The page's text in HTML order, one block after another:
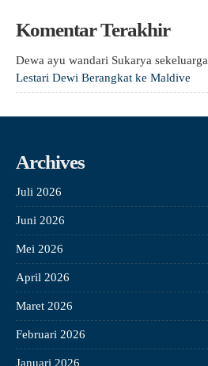
Komentar Terakhir
Dewa ayu wandari Sukarya sekeluarga
Lestari Dewi Berangkat ke Maldive
Archives
Juli 2026
Juni 2026
Mei 2026
April 2026
Maret 2026
Februari 2026
Januari 2026